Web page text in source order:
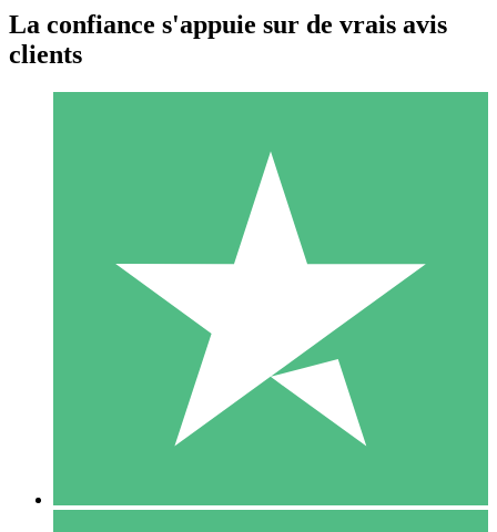
Packs de Crédits Individuels
Payez à l'utilisation avec des crédits de téléchargement. Sans
1 Téléchargement
10 00
La confiance s'appuie sur de vrais avis
clients